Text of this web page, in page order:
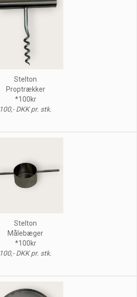
Stelton
Proptrækker
*100kr
100,- DKK pr. stk.
Stelton
Målebæger
*100kr
100,- DKK pr. stk.